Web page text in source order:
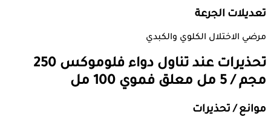
تعديلات الجرعة
مرضي الاختلال الكلوي والكبدي
تحذيرات عند تناول دواء
فلوموكس 250
مجم / 5 مل معلق فموي 100 مل
موانع / تحذيرات